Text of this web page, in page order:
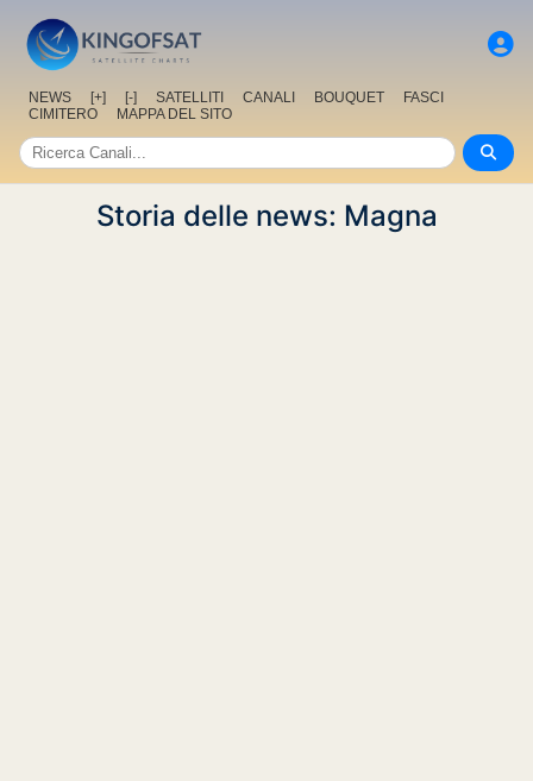
NEWS [+] [-] SATELLITI CANALI BOUQUET
FASCI
CIMITERO
MAPPA DEL SITO
Storia delle news: Magna